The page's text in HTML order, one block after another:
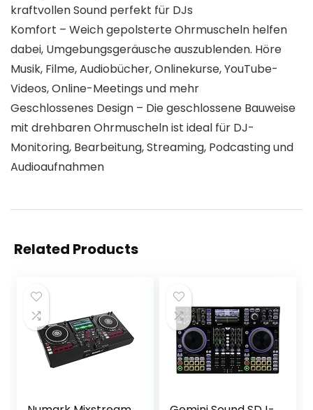
kraftvollen Sound perfekt für DJs
Komfort – Weich gepolsterte Ohrmuscheln helfen
dabei, Umgebungsgeräusche auszublenden. Höre
Musik, Filme, Audiobücher, Onlinekurse, YouTube-
Videos, Online-Meetings und mehr
Geschlossenes Design – Die geschlossene Bauweise
mit drehbaren Ohrmuscheln ist ideal für DJ-
Monitoring, Bearbeitung, Streaming, Podcasting und
Audioaufnahmen
Related Products